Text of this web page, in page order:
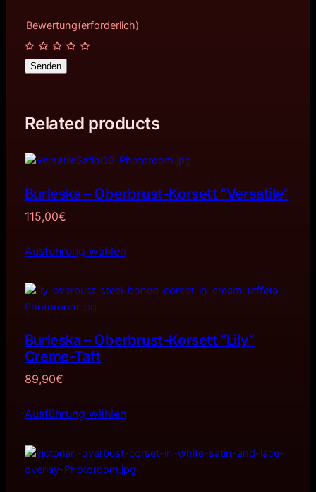
Bewertung(erforderlich)
Senden
Related products
Burleska – Oberbrust-Korsett “Versatile”
115,00€
Ausführung wählen
Burleska – Oberbrust-Korsett ”Lily”
Creme-Taft
89,90€
Ausführung wählen